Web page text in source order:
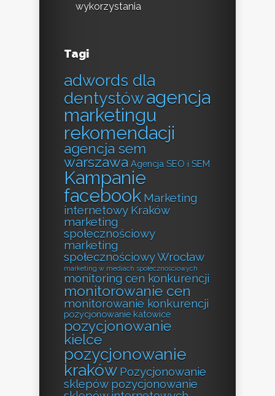
wykorzystania
Tagi
adwords dla
dentystówagencja
marketingu
rekomendacji
agencja sem
warszawa Agencja SEO i SEM
Kampanie
facebook Marketing
internetowy Kraków
marketing
społecznościowy
marketing
społecznościowy Wrocław
marketing w mediach społecznościowych
monitoring cen konkurencji
monitorowanie cen
monitorowanie konkurencji
pozycjonowanie katowice
pozycjonowanie
kielce
pozycjonowanie
kraków Pozycjonowanie
sklepów pozycjonowanie